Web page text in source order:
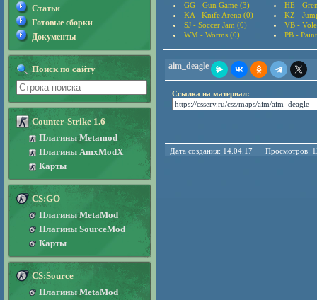
GG - Gun Game (3)
HE -
KA - Knife Arena (0)
KZ -
SJ - Soccer Jam (0)
VB -
WM - Worms (0)
PB -
aim_deagle
Ссылка на материал:
Дата создания: 14.04.17
Статьи
Готовые сборки
Документы
Поиск по сайту
Counter-Strike 1.6
Плагины Metamod
Плагины AmxModX
Карты
CS:GO
Плагины MetaMod
Плагины SourceMod
Карты
CS:Source
Плагины MetaMod